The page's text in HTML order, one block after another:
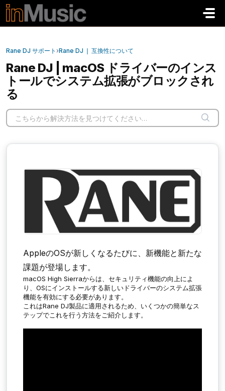
メインコンテンツに移動
Rane DJ サポート ›Rane DJ ❘ 互換性について
Rane DJ | macOS ドライバーのインス
トールでシステム拡張がブロックされ
る
AppleのOSが新しくなるたびに、新機能と新たな
課題が登場します。
macOS High Sierraからは、セキュリティ機能の向上によ
り、OSにインストールする新しいドライバーのシステム拡張
機能を有効にする必要があります。
これはRane DJ製品に適用されるため、いくつかの簡単なス
テップでこれを行う方法をご紹介します。